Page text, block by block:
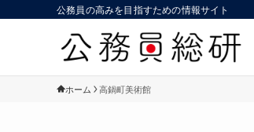
公務員の高みを目指すための情報サイト
ホーム 高鍋町美術館